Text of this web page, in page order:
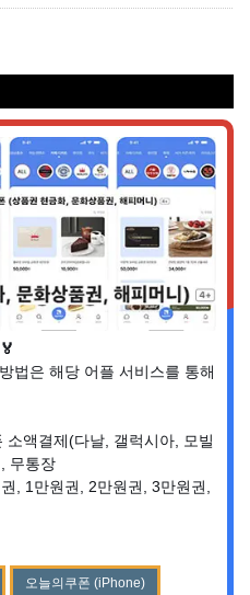
법은 해당 어플 서비스를 통해
액결제(다날, 갤럭시아, 모빌
무통장
, 1만원권, 2만원권, 3만원권,
오늘의쿠폰 (iPhone)